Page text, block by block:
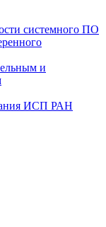
системного ПО
и
ИСП РАН